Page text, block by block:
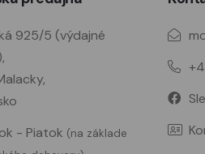
925/5 (výdajné
- Piatok (na základe